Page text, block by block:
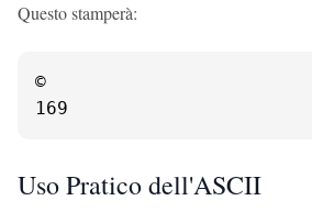
Questo stamperà:
©
169
Uso Pratico dell'ASCII